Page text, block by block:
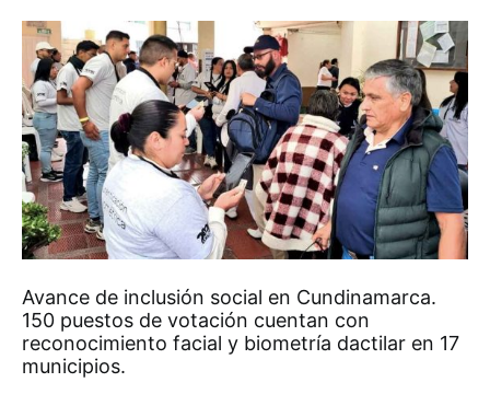
Avance de inclusión social en Cundinamarca.
150 puestos de votación cuentan con
reconocimiento facial y biometría dactilar en 17
municipios.